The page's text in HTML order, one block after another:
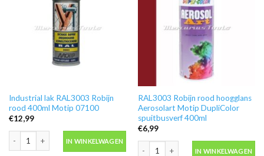
Industrial lak RAL3003 Robijn
rood 400ml Motip 07100
€12,99
Industrial lak RAL3003 Robijn rood 400ml Motip 07100 aantal
IN WINKELWAGEN
RAL3003 Robijn rood hoogglans
Aerosolart Motip DupliColor
spuitbusverf 400ml
€6,99
RAL3003 Robijn rood hoogglans
IN WINKELWAGEN